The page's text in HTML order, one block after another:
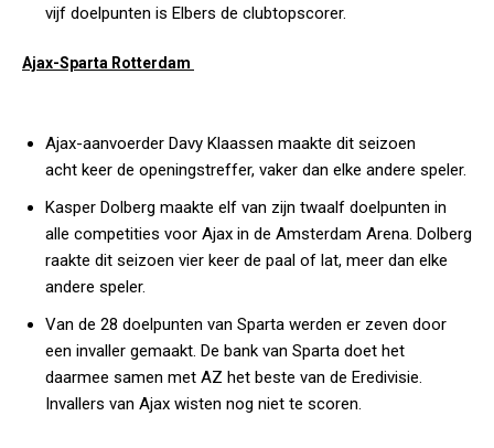
vijf doelpunten is Elbers de clubtopscorer.
Ajax-Sparta Rotterdam
Ajax-aanvoerder Davy Klaassen maakte dit seizoen
acht keer de openingstreffer, vaker dan elke andere speler.
Kasper Dolberg maakte elf van zijn twaalf doelpunten in
alle competities voor Ajax in de Amsterdam Arena. Dolberg
raakte dit seizoen vier keer de paal of lat, meer dan elke
andere speler.
Van de 28 doelpunten van Sparta werden er zeven door
een invaller gemaakt. De bank van Sparta doet het
daarmee samen met AZ het beste van de Eredivisie.
Invallers van Ajax wisten nog niet te scoren.